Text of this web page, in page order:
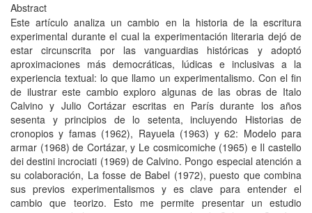
Abstract
Este artículo analiza un cambio en la historia de la escritura
experimental durante el cual la experimentación literaria dejó de
estar circunscrita por las vanguardias históricas y adoptó
aproximaciones más democráticas, lúdicas e inclusivas a la
experiencia textual: lo que llamo un experimentalismo. Con el fin
de ilustrar este cambio exploro algunas de las obras de Italo
Calvino y Julio Cortázar escritas en París durante los años
sesenta y principios de lo setenta, incluyendo Historias de
cronopios y famas (1962), Rayuela (1963) y 62: Modelo para
armar (1968) de Cortázar, y Le cosmicomiche (1965) e Il castello
dei destini incrociati (1969) de Calvino. Pongo especial atención a
su colaboración, La fosse de Babel (1972), puesto que combina
sus previos experimentalismos y es clave para entender el
cambio que teorizo. Esto me permite presentar un estudio